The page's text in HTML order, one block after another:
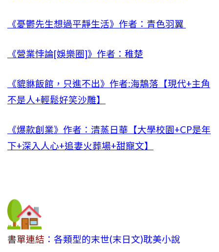
《憂鬱先生想過平靜生活》作者：青色羽翼
《營業悖論[娛樂圈]》作者：稚楚
《貔貅飯館，只進不出》作者:海鶄落【現代+主角
不是人+輕鬆好笑沙雕】
《爆款創業》作者：清蒸日華【大學校園+CP是年
下+深入人心+追妻火葬場+甜寵文】
書單連結 ：各類型的末世(末日文)耽美小說